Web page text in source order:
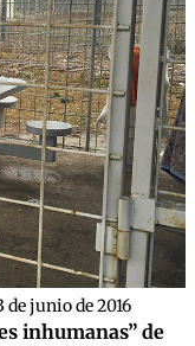
de junio de 2016
inhumanas” de